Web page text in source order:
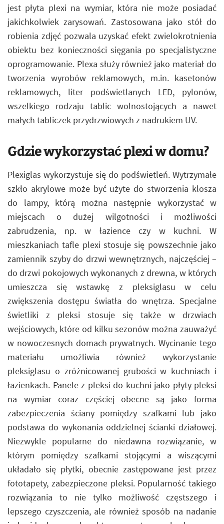
jest płyta plexi na wymiar, która nie może posiadać
jakichkolwiek zarysowań. Zastosowana jako stół do
robienia zdjęć pozwala uzyskać efekt zwielokrotnienia
obiektu bez konieczności sięgania po specjalistyczne
oprogramowanie. Plexa służy również jako materiał do
tworzenia wyrobów reklamowych, m.in. kasetonów
reklamowych, liter podświetlanych LED, pylonów,
wszelkiego rodzaju tablic wolnostojących a nawet
małych tabliczek przydrzwiowych z nadrukiem UV.
Gdzie wykorzystać plexi w domu?
Plexiglas wykorzystuje się do podświetleń. Wytrzymałe
szkło akrylowe może być użyte do stworzenia klosza
do lampy, którą można następnie wykorzystać w
miejscach o dużej wilgotności i możliwości
zabrudzenia, np. w łazience czy w kuchni. W
mieszkaniach tafle plexi stosuje się powszechnie jako
zamiennik szyby do drzwi wewnętrznych, najczęściej –
do drzwi pokojowych wykonanych z drewna, w których
umieszcza się wstawkę z pleksiglasu w celu
zwiększenia dostępu światła do wnętrza. Specjalne
świetliki z pleksi stosuje się także w drzwiach
wejściowych, które od kilku sezonów można zauważyć
w nowoczesnych domach prywatnych. Wycinanie tego
materiału umożliwia również wykorzystanie
pleksiglasu o zróżnicowanej grubości w kuchniach i
łazienkach. Panele z pleksi do kuchni jako płyty pleksi
na wymiar coraz częściej obecne są jako forma
zabezpieczenia ściany pomiędzy szafkami lub jako
podstawa do wykonania oddzielnej ścianki działowej.
Niezwykle popularne do niedawna rozwiązanie, w
którym pomiędzy szafkami stojącymi a wiszącymi
układało się płytki, obecnie zastępowane jest przez
fototapety, zabezpieczone pleksi. Popularność takiego
rozwiązania to nie tylko możliwość częstszego i
lepszego czyszczenia, ale również sposób na nadanie